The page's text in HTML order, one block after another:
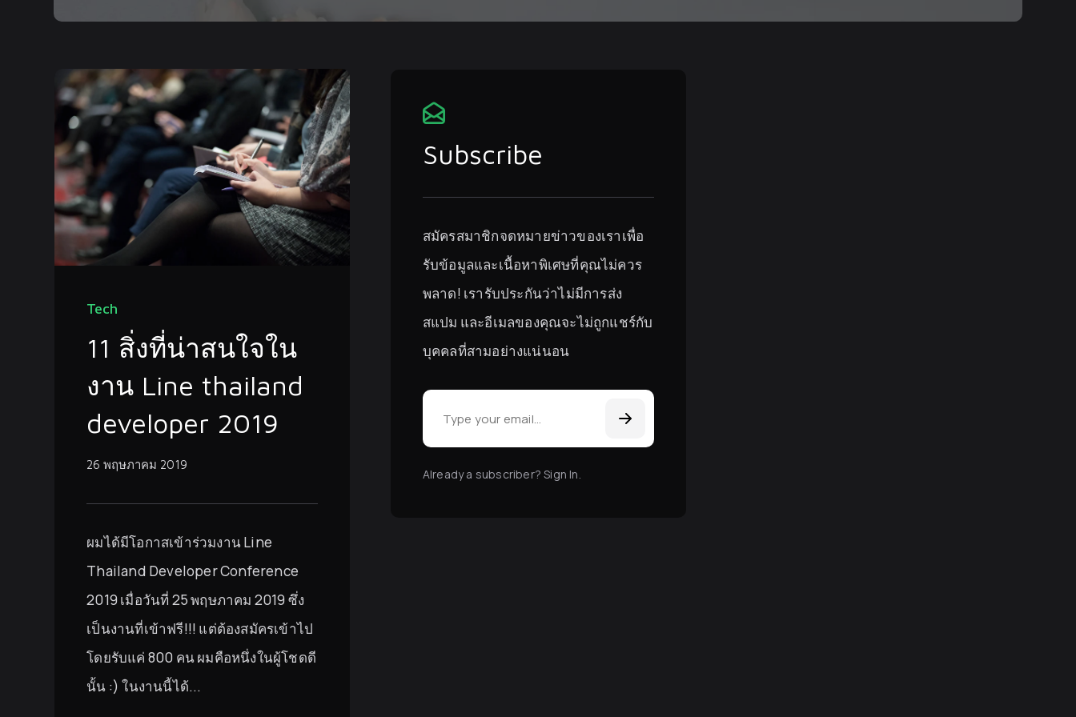
Tech
11 สิ่งที่น่าสนใจใน
งาน Line thailand
developer 2019
26 พฤษภาคม 2019
ผมได้มีโอกาสเข้าร่วมงาน Line
Thailand Developer Conference
2019 เมื่อวันที่ 25 พฤษภาคม 2019 ซึ่ง
เป็นงานที่เข้าฟรี!!! แต่ต้องสมัครเข้าไป
โดยรับแค่ 800 คน ผมคือหนึ่งในผู้โชดดี
นั้น :) ในงานนี้ได้...
Subscribe
สมัครสมาชิกจดหมายข่าวของเราเพื่อ
รับข้อมูลและเนื้อหาพิเศษที่คุณไม่ควร
พลาด! เรารับประกันว่าไม่มีการส่ง
สแปม และอีเมลของคุณจะไม่ถูกแชร์กับ
บุคคลที่สามอย่างแน่นอน
Already a subscriber? Sign In.